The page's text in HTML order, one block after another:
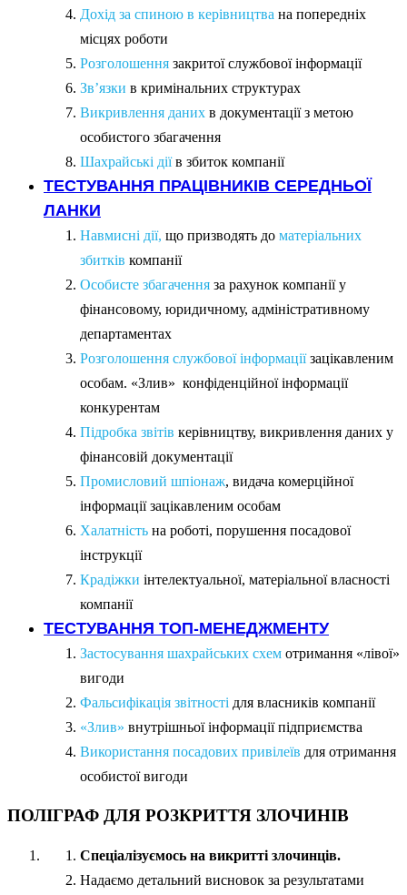
Дохід за спиною в керівництва на попередніх
місцях роботи
Розголошення закритої службової інформації
Зв’язки в кримінальних структурах
Викривлення даних в документації з метою
особистого збагачення
Шахрайські діїв збиток компанії
ТЕСТУВАННЯ ПРАЦІВНИКІВ СЕРЕДНЬОЇ
ЛАНКИ
Навмисні дії, що призводять до матеріальних
збитків компанії
Особисте збагачення за рахунок компанії у
фінансовому, юридичному, адміністративному
департаментах
Розголошення службової інформаціїзацікавленим
особам. «Злив» конфіденційної інформації
конкурентам
Підробка звітів керівництву, викривлення даних у
фінансовій документації
Промисловий шпіонаж, видача комерційної
інформації зацікавленим особам
Халатність на роботі, порушення посадової
інструкції
Крадіжки інтелектуальної, матеріальної власності
компанії
ТЕСТУВАННЯ ТОП-МЕНЕДЖМЕНТУ
Застосування шахрайських схем отримання «лівої»
вигоди
Фальсифікація звітності для власників компанії
«Злив» внутрішньої інформації підприємства
Використання посадових привілеїв для отримання
особистої вигоди
ПОЛІГРАФ ДЛЯ РОЗКРИТТЯ ЗЛОЧИНІВ
Спеціалізуємось на викритті злочинців.
Надаємо детальний висновок за результатами